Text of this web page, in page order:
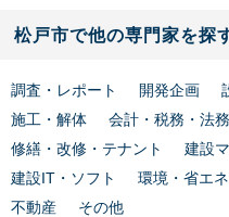
松戸市で他の専門家を探
調査・レポート 開発企画
施工・解体
会計・税務・法務
修繕・改修・テナント
建設
建設IT・ソフト
環境・省エ
不動産
その他